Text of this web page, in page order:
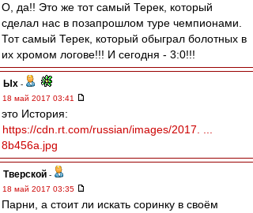
О, да!! Это же тот самый Терек, который
сделал нас в позапрошлом туре чемпионами.
Тот самый Терек, который обыграл болотных в
их хромом логове!!! И сегодня - 3:0!!!
Ых -
18 май 2017 03:41
это История:
https://cdn.rt.com/russian/images/2017. ...
8b456a.jpg
Тверской -
18 май 2017 03:35
Парни, а стоит ли искать соринку в своём